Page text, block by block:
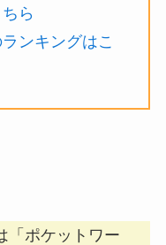
ら
ンキングはこ
「ポケットワー